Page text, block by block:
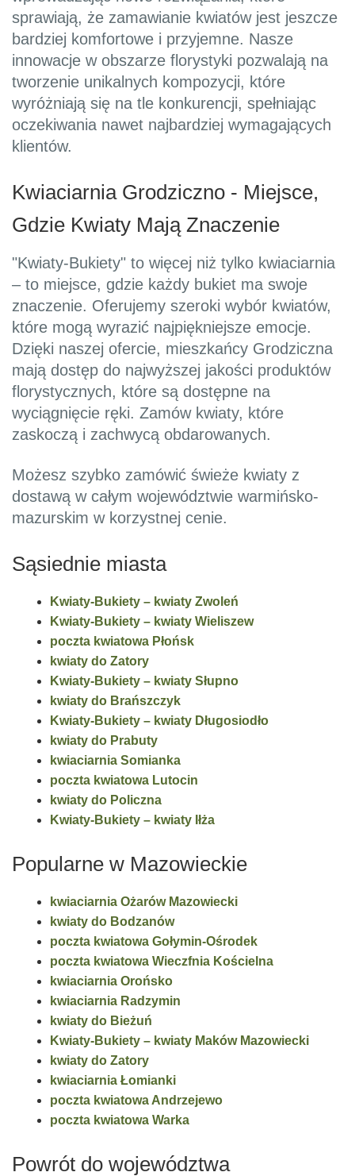
sprawiają, że zamawianie kwiatów jest jeszcze
bardziej komfortowe i przyjemne. Nasze
innowacje w obszarze florystyki pozwalają na
tworzenie unikalnych kompozycji, które
wyróżniają się na tle konkurencji, spełniając
oczekiwania nawet najbardziej wymagających
klientów.
Kwiaciarnia Grodziczno - Miejsce,
Gdzie Kwiaty Mają Znaczenie
"Kwiaty-Bukiety" to więcej niż tylko kwiaciarnia
– to miejsce, gdzie każdy bukiet ma swoje
znaczenie. Oferujemy szeroki wybór kwiatów,
które mogą wyrazić najpiękniejsze emocje.
Dzięki naszej ofercie, mieszkańcy Grodziczna
mają dostęp do najwyższej jakości produktów
florystycznych, które są dostępne na
wyciągnięcie ręki. Zamów kwiaty, które
zaskoczą i zachwycą obdarowanych.
Możesz szybko zamówić świeże kwiaty z
dostawą w całym województwie warmińsko-
mazurskim w korzystnej cenie.
Sąsiednie miasta
Kwiaty-Bukiety – kwiaty Zwoleń
Kwiaty-Bukiety – kwiaty Wieliszew
poczta kwiatowa Płońsk
kwiaty do Zatory
Kwiaty-Bukiety – kwiaty Słupno
kwiaty do Brańszczyk
Kwiaty-Bukiety – kwiaty Długosiodło
kwiaty do Prabuty
kwiaciarnia Somianka
poczta kwiatowa Lutocin
kwiaty do Policzna
Kwiaty-Bukiety – kwiaty Iłża
Popularne w Mazowieckie
kwiaciarnia Ożarów Mazowiecki
kwiaty do Bodzanów
poczta kwiatowa Gołymin-Ośrodek
poczta kwiatowa Wieczfnia Kościelna
kwiaciarnia Orońsko
kwiaciarnia Radzymin
kwiaty do Bieżuń
Kwiaty-Bukiety – kwiaty Maków Mazowiecki
kwiaty do Zatory
kwiaciarnia Łomianki
poczta kwiatowa Andrzejewo
poczta kwiatowa Warka
Powrót do województwa